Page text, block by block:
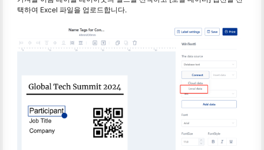
택하여 Excel 파일을 업로드합니다.